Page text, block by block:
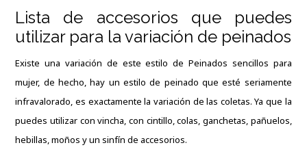
Lista de accesorios que puedes
utilizar para la variación de peinados
Existe una variación de este estilo de Peinados sencillos para
mujer, de hecho, hay un estilo de peinado que esté seriamente
infravalorado, es exactamente la variación de las coletas. Ya que la
puedes utilizar con vincha, con cintillo, colas, ganchetas, pañuelos,
hebillas, moños y un sinfín de accesorios.